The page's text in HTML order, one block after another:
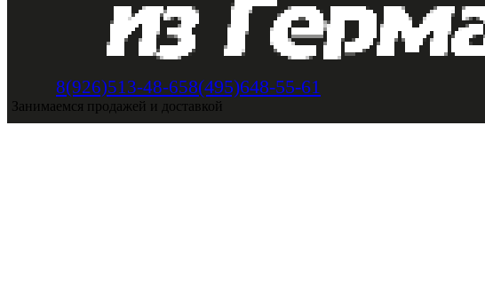
8(926)513-48-658(495)648-55-61
Занимаемся продажей и доставкой